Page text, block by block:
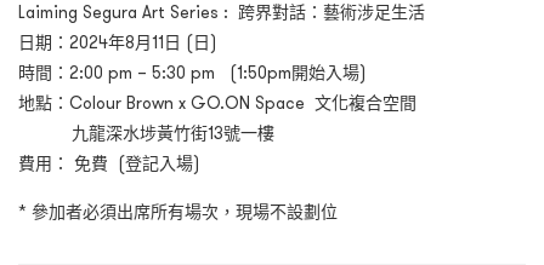
Laiming Segura Art Series : 跨界對話：藝術涉足生活
日期：2024年8月11日 (日)
時間：2:00 pm – 5:30 pm (1:50pm開始入場)
地點：Colour Brown x GO.ON Space 文化複合空間
九龍深水埗黃竹街13號一樓
費用： 免費 (登記入場)
* 參加者必須出席所有場次，現場不設劃位